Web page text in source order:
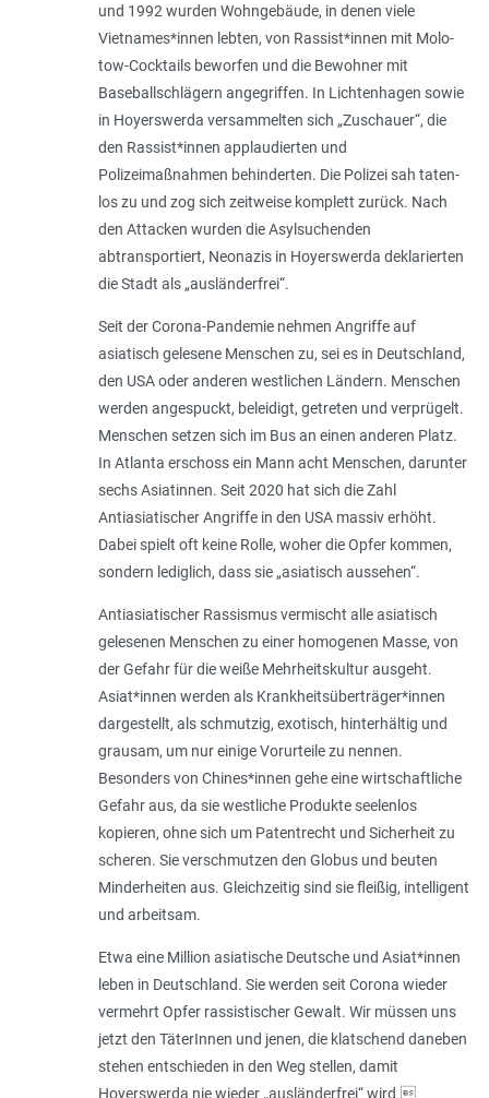
und 1992 wurden Wohngebäude, in denen viele
Vietname­s*innen lebten, von Rassist*innen mit Molo­
tow-Cocktails beworfen und die Bewohner mit
Baseballschlägern angegriffen. In Lichtenhagen sowie
in Hoyerswerda versammelten sich „Zuschauer“, die
den Rassis­t*innen applaudierten und
Polizeimaßnahmen behinderten. Die Polizei sah taten­
los zu und zog sich zeitweise komplett zurück. Nach
den Attacken wurden die Asylsuchenden
abtransportiert, Neonazis in Hoyerswerda deklarierten
die Stadt als „ausländerfrei“.
Seit der Corona-Pandemie nehmen Angriffe auf
asiatisch gelesene Menschen zu, sei es in Deutschland,
den USA oder anderen westlichen Ländern. Menschen
werden angespuckt, beleidigt, getreten und verprügelt.
Menschen setzen sich im Bus an einen anderen Platz.
In Atlanta erschoss ein Mann acht Menschen, darunter
sechs Asiatinnen. Seit 2020 hat sich die Zahl
Antiasiatischer Angriffe in den USA massiv erhöht.
Dabei spielt oft keine Rolle, woher die Opfer kommen,
sondern lediglich, dass sie „asiatisch aussehen“.
Antiasiatischer Rassismus vermischt alle asiatisch
gelesenen Menschen zu einer homogenen Masse, von
der Gefahr für die weiße Mehrheitskultur ausgeht.
Asiat*innen werden als Krankheitsüberträger*innen
dargestellt, als schmutzig, exotisch, hinterhältig und
grausam, um nur einige Vorurteile zu nennen.
Besonders von Chines*innen gehe eine wirtschaftliche
Gefahr aus, da sie westliche Produkte seelenlos
kopieren, ohne sich um Patentrecht und Sicherheit zu
scheren. Sie verschmutzen den Globus und beuten
Minderheiten aus. Gleichzeitig sind sie fleißig, intelligent
und arbeitsam.
Etwa eine Million asiatische Deutsche und Asiat*innen
leben in Deutschland. Sie werden seit Corona wieder
vermehrt Opfer rassistischer Gewalt. Wir müssen uns
jetzt den TäterInnen und jenen, die klatschend daneben
stehen entschieden in den Weg stellen, damit
Hoyerswerda nie wieder „ausländerfrei“ wird.